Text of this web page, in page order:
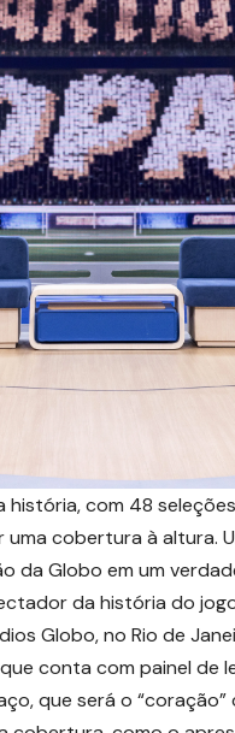
com 48
cobertura à altura.
da Globo em um
da história do
Globo, no Rio de
conta com painel de
que será o